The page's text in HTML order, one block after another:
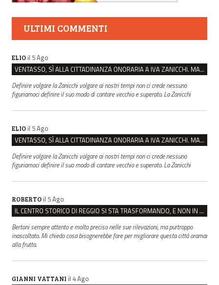
ULTIMI COMMENTI
ELIO il 5 Ago
VENTASSO, SÌ ALLA CITTADINANZA ONORARIA A IVA ZANICCHI. MA BARGIACCHI: “È DI PESSIMO GUSTO”
Definire volgare la Zanicchi volgare ai nostri tempi non ci crede nessuno
figuriamoci definire il suo modo di cantare vecchio e superato. La Zanicchi
ELIO il 5 Ago
VENTASSO, SÌ ALLA CITTADINANZA ONORARIA A IVA ZANICCHI. MA BARGIACCHI: “È DI PESSIMO GUSTO”
Definire volgare la Zanicchi volgare ai nostri tempi non ci crede nessuno
figuriamoci definire il suo modo di cantare vecchio e superato. La Zanicchi
ROBERTO il 5 Ago
IL CENTRO STORICO DI REGGIO SI STA TRASFORMANDO, E NON IN MEGLIO
Bertoni sempre attento e molto preciso nelle sue rilevazioni, ma purtroppo
inascoltato. Mi chiedo cosa bisognerebbe fare per migliorare questa città oramai
alla frutta.
GIANNI VATTANI il 4 Ago